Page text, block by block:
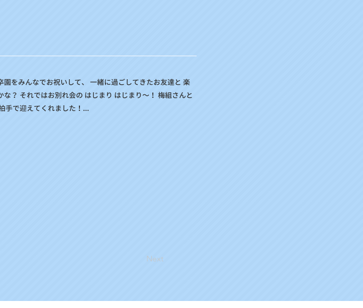
をみんなでお祝いして、 一緒に過ごしてきたお友達と 楽
？ それではお別れ会の はじまり はじまり～！ 梅組さんと
手で迎えてくれました！...
Next